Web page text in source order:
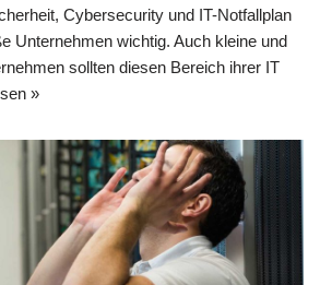
Cybersecurity und IT-Notfallplan
Unternehmen wichtig. Auch kleine und
sollten diesen Bereich ihrer IT
»